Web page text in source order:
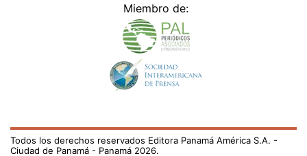
Miembro de:
Todos los derechos reservados Editora Panamá América S.A. -
Ciudad de Panamá - Panamá 2026.